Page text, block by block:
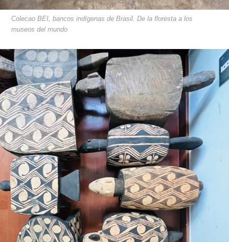
Colecao BEI, bancos indígenas de Brasil. De la floresta a los
museos del mundo